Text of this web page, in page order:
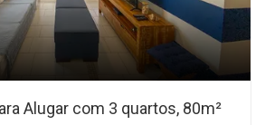
Alugar com 3 quartos, 80m²